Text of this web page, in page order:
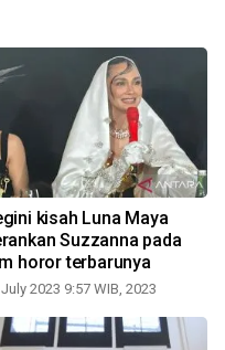
kisah Luna Maya
Suzzanna pada
horor terbarunya
2023 9:57 WIB, 2023